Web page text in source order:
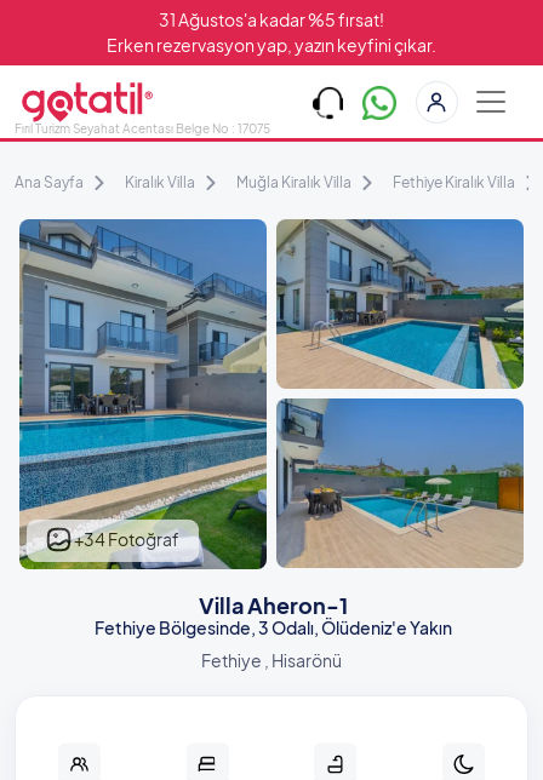
31 Ağustos'a kadar %5 fırsat!
Erken rezervasyon yap, yazın keyfini çıkar.
Fırıl Turizm Seyahat Acentası Belge No : 17075
Ana Sayfa Kiralık Villa Muğla Kiralık Villa Fethiye Kiralık Villa
Villa Aheron-1
Fethiye Bölgesinde, 3 Odalı, Ölüdeniz'e Yakın
Fethiye , Hisarönü
+34 Fotoğraf